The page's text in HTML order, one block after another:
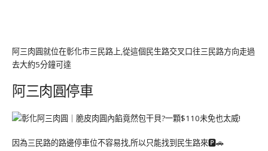
阿三肉圓就位在彰化市三民路上,從這個民生路交叉口往三民路方向走過
去大約5分鐘可達
阿三肉圓停車
因為三民路的路邊停車位不容易找,所以只能找到民生路來🅿️🚗